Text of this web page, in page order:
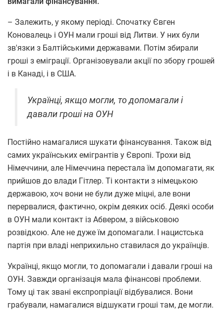
– Залежить, у якому періоді. Спочатку Євген
Коновалець і ОУН мали гроші від Литви. У них були
зв'язки з Балтійськими державами. Потім збирали
гроші з еміграції. Організовували акції по збору грошей
і в Канаді, і в США.
Українці, якщо могли, то допомагали і
давали гроші на ОУН
Постійно намагалися шукати фінансування. Також від
самих українських емігрантів у Європі. Трохи від
Німеччини, але Німеччина перестала їм допомагати, як
прийшов до влади Гітлер. Ті контакти з німецькою
державою, хоч вони не були дуже міцні, але вони
перервалися, фактично, окрім деяких осіб. Деякі особи
в ОУН мали контакт із Абвером, з військовою
розвідкою. Але не дуже їм допомагали. І нацистська
партія при владі неприхильно ставилася до українців.
Українці, якщо могли, то допомагали і давали гроші на
ОУН. Завжди організація мала фінансові проблеми.
Тому ці так звані експропріації відбувалися. Вони
грабували, намагалися відшукати гроші там, де могли.